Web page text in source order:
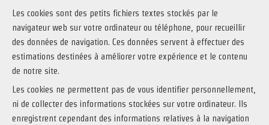
Les cookies sont des petits fichiers textes stockés par le
navigateur web sur votre ordinateur ou téléphone, pour recueillir
des données de navigation. Ces données servent à effectuer des
estimations destinées à améliorer votre expérience et le contenu
de notre site.
Les cookies ne permettent pas de vous identifier personnellement,
ni de collecter des informations stockées sur votre ordinateur. Ils
enregistrent cependant des informations relatives à la navigation